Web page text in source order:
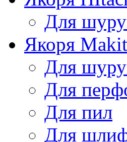
Для
Якоря
Для
Для
Для пил
Для